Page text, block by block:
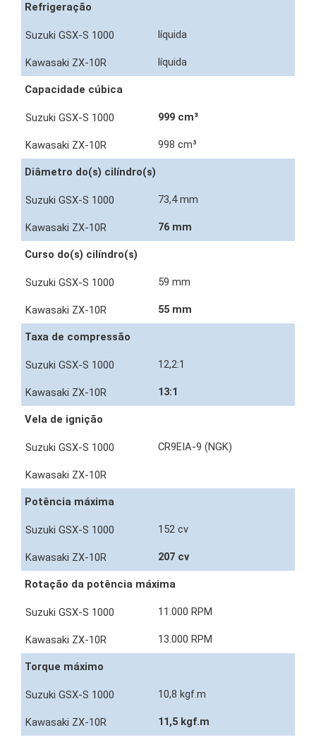
Refrigeração
líquida
líquida
Capacidade cúbica
999 cm³
998 cm³
Diâmetro do(s) cilíndro(s)
73,4 mm
76 mm
Curso do(s) cilíndro(s)
59 mm
55 mm
Taxa de compressão
12,2:1
13:1
Vela de ignição
CR9EIA-9 (NGK)
Potência máxima
152 cv
207 cv
Rotação da potência máxima
11.000 RPM
13.000 RPM
Torque máximo
10,8 kgf.m
11,5 kgf.m